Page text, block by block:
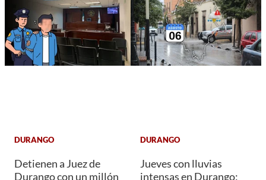
DURANGO
Detienen a Juez de
Durango con un millón
DURANGO
Jueves con lluvias
intensas en Durango;